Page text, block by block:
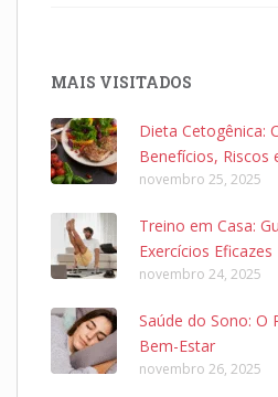
MAIS VISITADOS
Dieta Cetogênica:
Benefícios, Riscos
novembro 25, 2025
Treino em Casa:
Exercícios Eficazes
novembro 24, 2025
Saúde do Sono: O
Bem-Estar
novembro 26, 2025